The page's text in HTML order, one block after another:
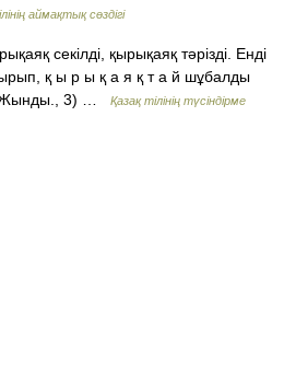
аймақтық сөздігі
секілді, қырықаяқ тәрізді. Енді
қ ы р ы қ а я қ т а й шұбалды
Жынды., 3) …
Қазақ тілінің түсіндірме